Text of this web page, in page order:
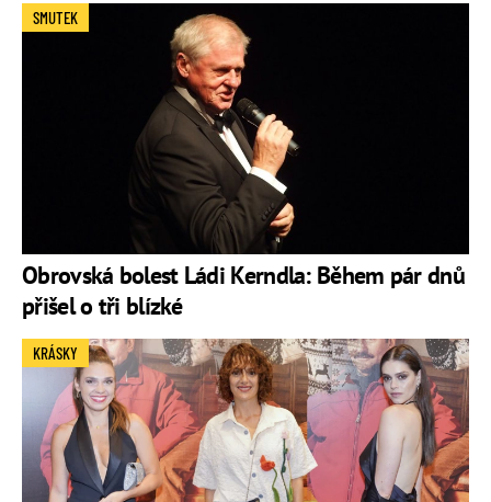
Obrovská bolest Ládi Kerndla: Během pár dnů
přišel o tři blízké
SMUTEK
KRÁSKY